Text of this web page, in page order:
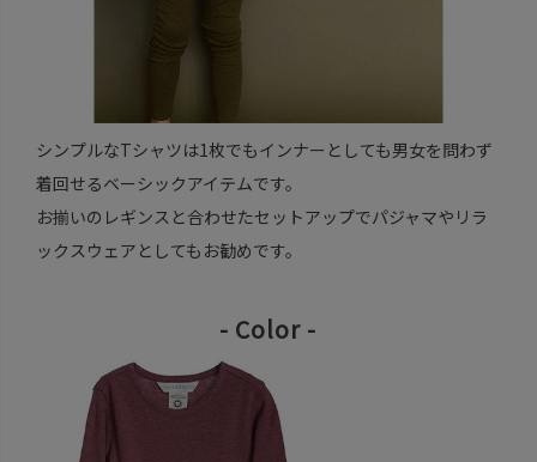
シンプルなTシャツは1枚でもインナーとしても男女を問わず
着回せるベーシックアイテムです。
お揃いのレギンスと合わせたセットアップでパジャマやリラ
ックスウェアとしてもお勧めです。
- Color -